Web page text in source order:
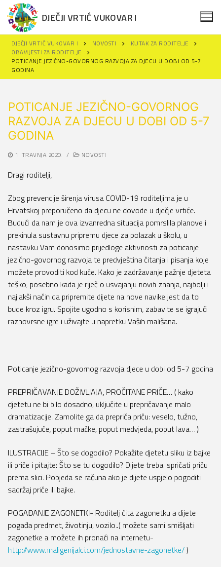
Skip
content
DJEČJI VRTIĆ VUKOVAR I
Search
Naslovna
Novosti
Za roditelje
Upisi u DV Vukovar I
Polazak u vrtić
Obavijesti za roditelje
Programi rada s roditeljima
Programi rada s djecom
Djeca s posebnim potrebama
Kockići
Razvoj djeteta i odgoj
Projekti
Projekti
Erasmus+
eTwinning
aktivirAJMO
Vrtić za bolji život
Super je biti različit
Održivi razvoj
Dokumenti
Natječaji
Financijska izvješća
Zakonski akti i akti vrtića
Savjetovanje s javnošću
Zaštita osobnih podataka
O nama
Kontakt
DJEČJI VRTIĆ VUKOVAR I NOVOSTI
KUTAK ZA RODITELJE
OBAVIJESTI ZA RODITELJE
POTICANJE JEZIČNO-GOVORNOG RAZVOJA ZA DJECU U DOBI OD 5-7
GODINA
POTICANJE JEZIČNO-GOVORNOG
RAZVOJA ZA DJECU U DOBI OD 5-7
GODINA
1. TRAVNJA 2020. / NOVOSTI
Dragi roditelji,
Zbog prevencije širenja virusa COVID-19 roditeljima je u
Hrvatskoj preporučeno da djecu ne dovode u dječje vrtiće.
Budući da nam je ova izvanredna situacija pomrslila planove i
prekinula sustavnu pripremu djece za polazak u školu, u
nastavku Vam donosimo prijedloge aktivnosti za poticanje
jezično-govornog razvoja te predvještina čitanja i pisanja koje
možete provoditi kod kuće. Kako je zadržavanje pažnje djeteta
teško, posebno kada je riječ o usvajanju novih znanja, najbolji i
najlakši način da pripremite dijete na nove navike jest da to
bude kroz igru. Spojite ugodno s korisnim, zabavite se igrajući
raznovrsne igre i uživajte u napretku Vaših mališana.
Poticanje jezično-govornog razvoja djece u dobi od 5-7 godina
PREPRIČAVANJE DOŽIVLJAJA, PROČITANE PRIČE… ( kako
djetetu ne bi bilo dosadno, uključite u prepričavanje malo
dramatizacije. Zamolite ga da prepriča priču: veselo, tužno,
zastrašujuće, poput mačke, poput medvjeda, poput lava… )
ILUSTRACIJE – Što se dogodilo? Pokažite djetetu sliku iz bajke
ili priče i pitajte: Što se tu dogodilo? Dijete treba ispričati priču
prema slici. Pobjeda se računa ako je dijete uspjelo pogoditi
sadržaj priče ili bajke.
POGAĐANJE ZAGONETKI- Roditelj čita zagonetku a dijete
pogađa predmet, životinju, vozilo..( možete sami smišljati
zagonetke a možete ih pronaći na internetu-
http://www.maligenijalci.com/jednostavne-zagonetke/)